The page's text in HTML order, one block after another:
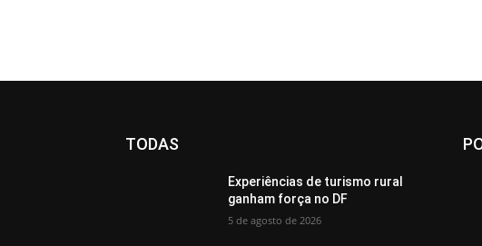
TODAS
Experiências de turismo rural
ganham força no DF
5 de agosto de 2026